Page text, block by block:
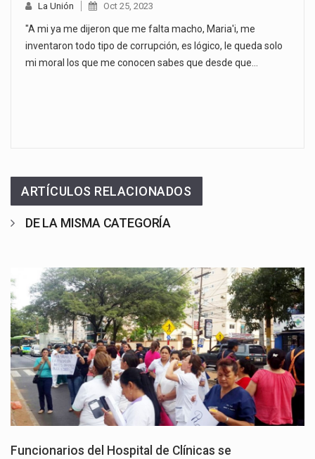
La Unión Oct 25, 2023
"A mi ya me dijeron que me falta macho, Maria'i, me
inventaron todo tipo de corrupción, es lógico, le queda solo
mi moral los que me conocen sabes que desde que…
ARTÍCULOS RELACIONADOS
DE LA MISMA CATEGORÍA
Funcionarios del Hospital de Clínicas se